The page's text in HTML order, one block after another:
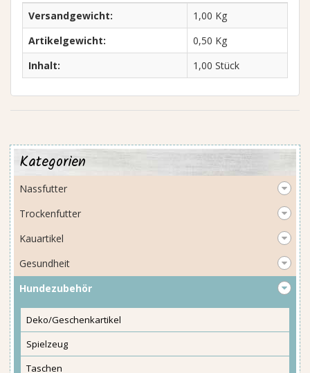
Versandgewicht:
1,00 Kg
Artikelgewicht:
0,50 Kg
Inhalt:
1,00 Stück
Kategorien
Nassfutter
Trockenfutter
Kauartikel
Gesundheit
Hundezubehör
Deko/Geschenkartikel
Spielzeug
Taschen